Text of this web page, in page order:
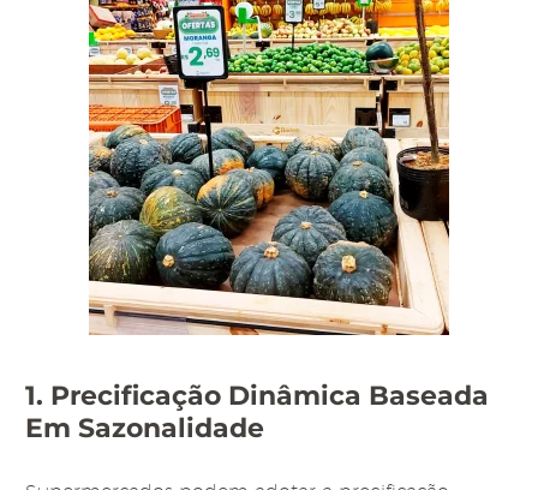
1. Precificação Dinâmica Baseada
Em Sazonalidade